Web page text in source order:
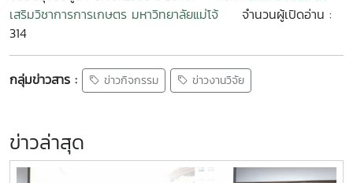
เสริมวิชาการการเกษตร มหาวิทยาลัยแม่โจ้
จำนวนผู้เปิดอ่าน :
314
กลุ่มข่าวสาร : ข่าวกิจกรรม ข่าวงานวิจัย
ข่าวล่าสุด